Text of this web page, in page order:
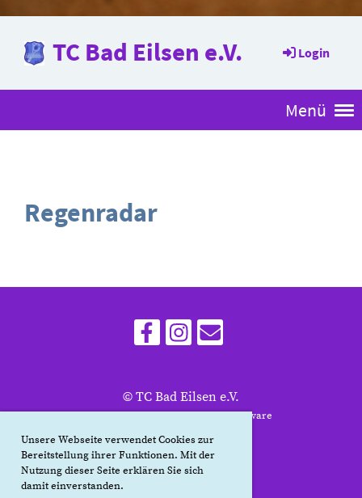
Unsere Webseite verwendet Cookies zur
Bereitstellung ihrer Funktionen. Mit der
Nutzung dieser Seite erklären Sie sich
damit einverstanden.
TC Bad Eilsen e.V. Login
Menü
Regenradar
© TC Bad Eilsen e.V.
Erstellt mit ClubDesk Vereinssoftware